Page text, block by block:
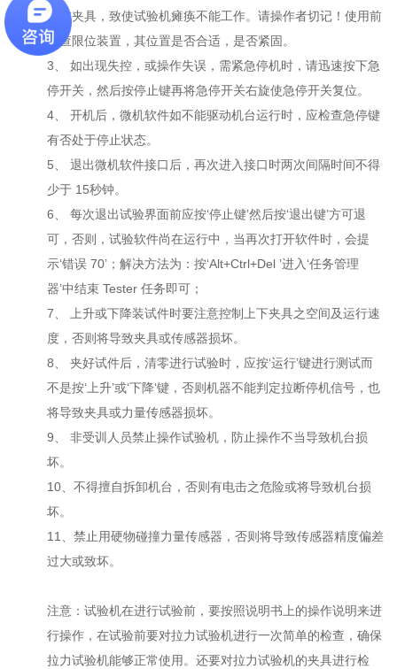
器或夹具，致使试验机瘫痪不能工作。请操作者切记！使用前
检查限位装置，其位置是否合适，是否紧固。
3、 如出现失控，或操作失误，需紧急停机时，请迅速按下急
停开关，然后按停止键再将急停开关右旋使急停开关复位。
4、 开机后，微机软件如不能驱动机台运行时，应检查急停键
有否处于停止状态。
5、 退出微机软件接口后，再次进入接口时两次间隔时间不得
少于 15秒钟。
6、 每次退出试验界面前应按‘停止键’然后按‘退出键’方可退
可，否则，试验软件尚在运行中，当再次打开软件时，会提
示‘错误 70’；解决方法为：按‘Alt+Ctrl+Del ’进入‘任务管理
器’中结束 Tester 任务即可；
7、 上升或下降装试件时要注意控制上下夹具之空间及运行速
度，否则将导致夹具或传感器损坏。
8、 夹好试件后，清零进行试验时，应按‘运行’键进行测试而
不是按‘上升’或‘下降‘键，否则机器不能判定拉断停机信号，也
将导致夹具或力量传感器损坏。
9、 非受训人员禁止操作试验机，防止操作不当导致机台损
坏。
10、不得擅自拆卸机台，否则有电击之危险或将导致机台损
坏。
11、禁止用硬物碰撞力量传感器，否则将导致传感器精度偏差
过大或致坏。
注意：试验机在进行试验前，要按照说明书上的操作说明来进
行操作，在试验前要对拉力试验机进行一次简单的检查，确保
拉力试验机能够正常使用。还要对拉力试验机的夹具进行检